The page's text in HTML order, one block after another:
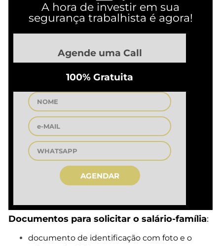
A hora de investir em sua
segurança trabalhista é agora!
Agende uma Call
100% Gratuita
AGENDAR
Documentos para solicitar o salário-família:
documento de identificação com foto e o